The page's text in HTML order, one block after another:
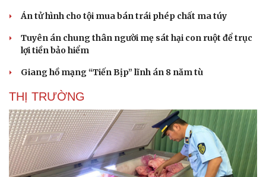
Án tử hình cho tội mua bán trái phép chất ma túy
Tuyên án chung thân người mẹ sát hại con ruột để trục
lợi tiền bảo hiểm
Giang hồ mạng “Tiến Bịp” lĩnh án 8 năm tù
THỊ TRƯỜNG